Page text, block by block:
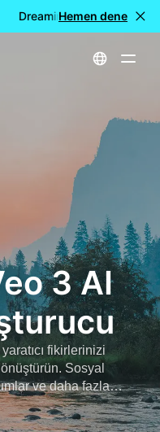
Dreamina Seedance 2.0
Hemen dene
3 AI
fikirlerinizi
Sosyal
ve daha fazlası
'da Veo 3' e
inanılmaz AI